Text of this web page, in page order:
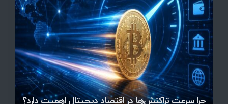
راهنمای انتخاب مسیر مناسب برای ورود به بازار ارز
دیجیتال
چرا سرعت تراکنش‌ها در اقتصاد دیجیتال اهمیت دارد؟
آخرین وضعیت بازار رمزارزها در جهان / مهم‌ترین
تهدید بیت‌کوین مشخص شد
اتفاق تاریخی در بازار رمزارزها / بیت‌کوین سبز شد
قیمت تتر، بیت‌کوین و اتریوم امروز دوشنبه ۵ مرداد
۱۴۰۵ | بیت‌کوین این مرز را از دست بدهد، همه‌چیز
تغییر می‌کند
رقابت پنهان دولت‌ها بر سر بیت‌کوین/ ۱۰ کشور برتر
کدامند؟
اتفاق مهم در بازار رمزارزها / بیت‌کوین وارد فاز تازه شد
تازه‌ترین رسوایی ارز دیجیتال؛ شکایت میلیاردی روی
میز / ۶۲۲ بیت‌کوین کجا رفت؟